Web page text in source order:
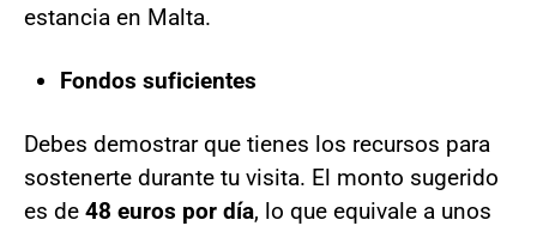
estancia en Malta.
Fondos suficientes
Debes demostrar que tienes los recursos para
sostenerte durante tu visita. El monto sugerido
es de 48 euros por día, lo que equivale a unos